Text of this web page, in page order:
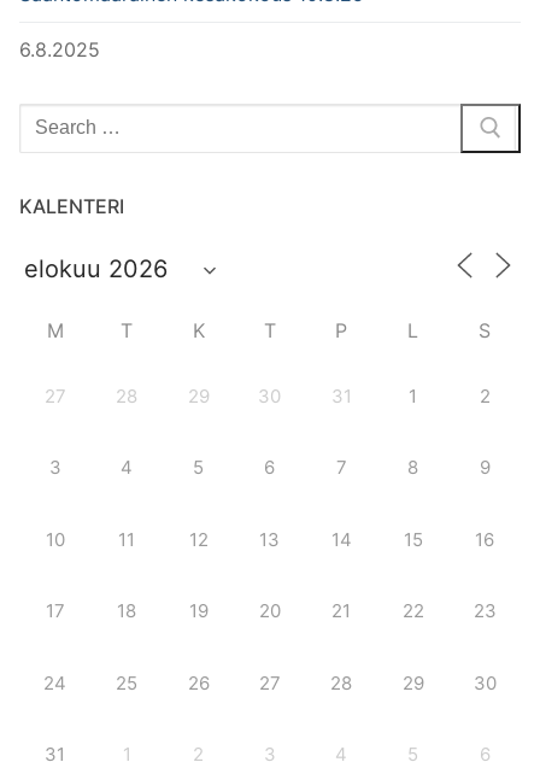
6.8.2025
Hae:
KALENTERI
M T K T P L S
27 28 29 30 31 1 2
3 4 5 6 7 8 9
10 11 12 13 14 15 16
17 18 19 20 21 22 23
24 25 26 27 28 29 30
31 1 2 3 4 5 6